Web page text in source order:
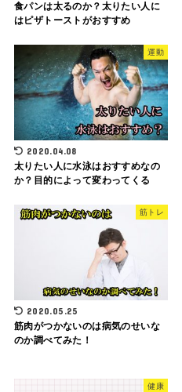
食パンは太るのか？太りたい人に
はピザトーストがおすすめ
運動
2020.04.08
太りたい人に水泳はおすすめなの
か？目的によって変わってくる
筋トレ
2020.05.25
筋肉がつかないのは病気のせいな
のか調べてみた！
健康